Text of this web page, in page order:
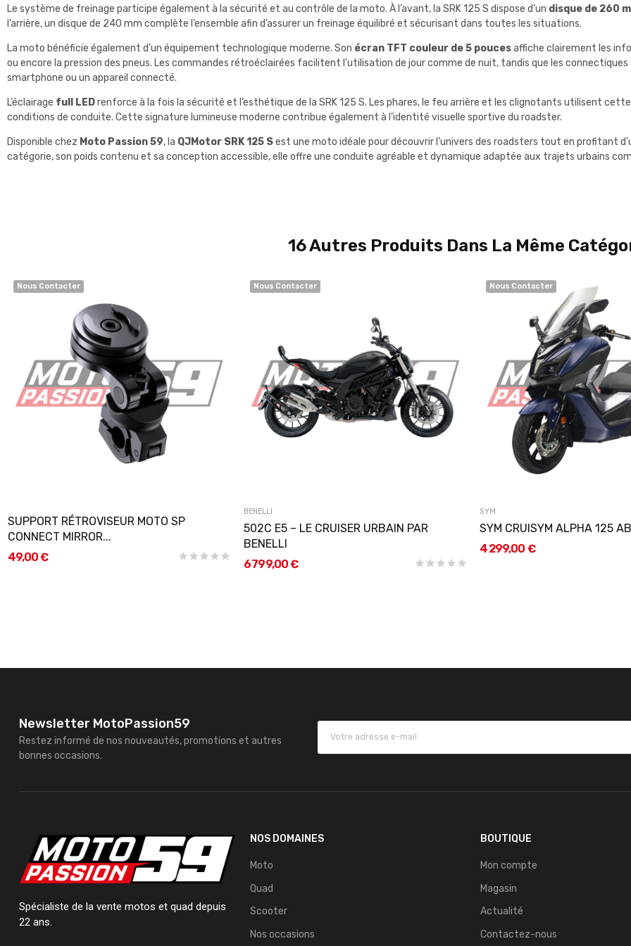
Le système de freinage participe également à la sécurité et au contrôle de la moto. À l’avant, la SRK 125 S dispose d’un disque de 260
l’arrière, un disque de 240 mm complète l’ensemble afin d’assurer un freinage équilibré et sécurisant dans toutes les situations.
La moto bénéficie également d’un équipement technologique moderne. Son écran TFT couleur de 5 poucesaffiche clairement les
ou encore la pression des pneus. Les commandes rétroéclairées facilitent l’utilisation de jour comme de nuit, tandis que les connectiques
smartphone ou un appareil connecté.
L’éclairage full LEDrenforce à la fois la sécurité et l’esthétique de la SRK 125 S. Les phares, le feu arrière et les clignotants utilisent
conditions de conduite. Cette signature lumineuse moderne contribue également à l’identité visuelle sportive du roadster.
Disponible chez Moto Passion 59, la QJMotor SRK 125 Sest une moto idéale pour découvrir l’univers des roadsters tout en profitant
catégorie, son poids contenu et sa conception accessible, elle offre une conduite agréable et dynamique adaptée aux trajets urbains
16 Autres Produits Dans La Même
Nous Contacter
SUPPORT RÉTROVISEUR MOTO SP
CONNECT MIRROR...
49,00 €
Nous Contacter
BENELLI
502C E5 – LE CRUISER URBAIN PAR
BENELLI
6 799,00 €
Nous Contacter
SYM
SYM CRUISYM ALPHA 125
4 299,00 €
Newsletter MotoPassion59
Restez informé de nos nouveautés, promotions et autres
bonnes occasions.
Spécialiste de la vente motos et quad depuis
22 ans.
NOS DOMAINES
Moto
Quad
Scooter
Nos occasions
BOUTIQUE
Mon compte
Magasin
Actualité
Contactez-nous